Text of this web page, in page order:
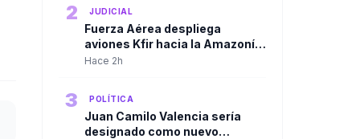
Abelardo De La Espriella
2 JUDICIAL
Fuerza Aérea despliega
aviones Kfir hacia la Amazonía
tras consejo de seguridad del
Hace 2h
3 POLÍTICA
Juan Camilo Valencia sería
designado como nuevo